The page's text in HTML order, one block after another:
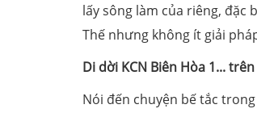
lấy sông làm của riêng, đặc
Thế nhưng không ít giải
Di dời KCN Biên Hòa 1...
Nói đến chuyện bế tắc